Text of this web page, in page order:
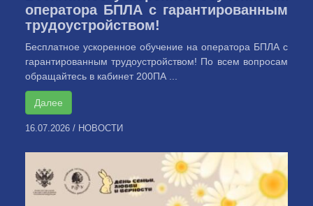
оператора БПЛА с гарантированным
трудоустройством!
Бесплатное ускоренное обучение на оператора БПЛА с
гарантированным трудоустройством! По всем вопросам
обращайтесь в кабинет 200ПА ...
Далее
16.07.2026 / НОВОСТИ